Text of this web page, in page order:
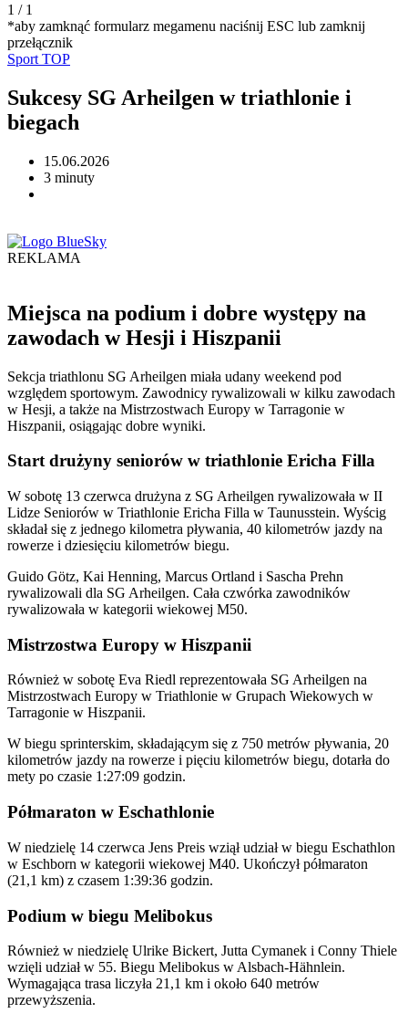
1 / 1
*aby zamknąć formularz megamenu naciśnij ESC lub zamknij
przełącznik
Sport TOP
Sukcesy SG Arheilgen w triathlonie i
biegach
15.06.2026
3 minuty
REKLAMA
Miejsca na podium i dobre występy na
zawodach w Hesji i Hiszpanii
Sekcja triathlonu SG Arheilgen miała udany weekend pod
względem sportowym. Zawodnicy rywalizowali w kilku zawodach
w Hesji, a także na Mistrzostwach Europy w Tarragonie w
Hiszpanii, osiągając dobre wyniki.
Start drużyny seniorów w triathlonie Ericha Filla
W sobotę 13 czerwca drużyna z SG Arheilgen rywalizowała w II
Lidze Seniorów w Triathlonie Ericha Filla w Taunusstein. Wyścig
składał się z jednego kilometra pływania, 40 kilometrów jazdy na
rowerze i dziesięciu kilometrów biegu.
Guido Götz, Kai Henning, Marcus Ortland i Sascha Prehn
rywalizowali dla SG Arheilgen. Cała czwórka zawodników
rywalizowała w kategorii wiekowej M50.
Mistrzostwa Europy w Hiszpanii
Również w sobotę Eva Riedl reprezentowała SG Arheilgen na
Mistrzostwach Europy w Triathlonie w Grupach Wiekowych w
Tarragonie w Hiszpanii.
W biegu sprinterskim, składającym się z 750 metrów pływania, 20
kilometrów jazdy na rowerze i pięciu kilometrów biegu, dotarła do
mety po czasie 1:27:09 godzin.
Półmaraton w Eschathlonie
W niedzielę 14 czerwca Jens Preis wziął udział w biegu Eschathlon
w Eschborn w kategorii wiekowej M40. Ukończył półmaraton
(21,1 km) z czasem 1:39:36 godzin.
Podium w biegu Melibokus
Również w niedzielę Ulrike Bickert, Jutta Cymanek i Conny Thiele
wzięli udział w 55. Biegu Melibokus w Alsbach-Hähnlein.
Wymagająca trasa liczyła 21,1 km i około 640 metrów
przewyższenia.